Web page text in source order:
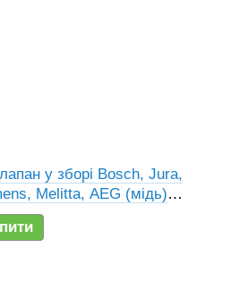
у зборі Bosch, Jura,
Melitta, AEG (мідь)